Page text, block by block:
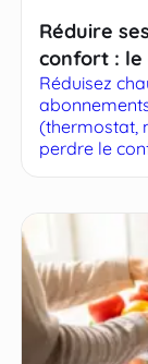
Réduire
confort : le
Réduisez
(thermostat,
perdre le